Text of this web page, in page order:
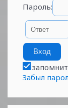
Пароль:
Забыл